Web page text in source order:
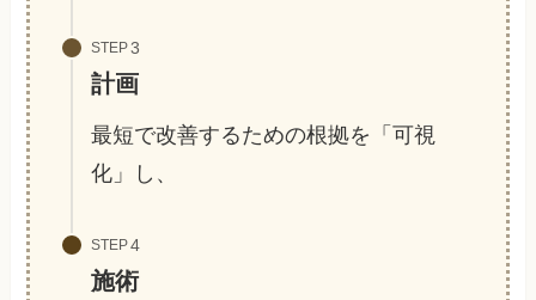
STEP
計画
最短で改善するための根拠を「可視
化」し、
STEP
施術